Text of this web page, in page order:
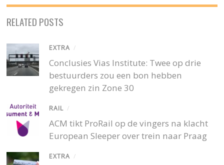
RELATED POSTS
EXTRA /
Conclusies Vias Institute: Twee op drie
bestuurders zou een bon hebben
gekregen zin Zone 30
RAIL /
ACM tikt ProRail op de vingers na klacht
European Sleeper over trein naar Praag
EXTRA /